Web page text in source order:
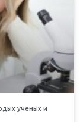
ученых и